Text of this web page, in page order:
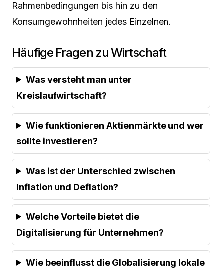
Rahmenbedingungen bis hin zu den
Konsumgewohnheiten jedes Einzelnen.
Häufige Fragen zu Wirtschaft
Was versteht man unter
Kreislaufwirtschaft?
Wie funktionieren Aktienmärkte und wer
sollte investieren?
Was ist der Unterschied zwischen
Inflation und Deflation?
Welche Vorteile bietet die
Digitalisierung für Unternehmen?
Wie beeinflusst die Globalisierung lokale